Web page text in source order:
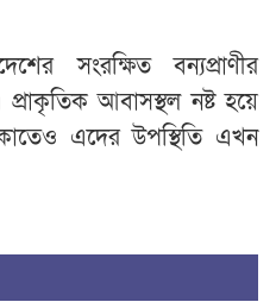
সংরক্ষিত বন্যপ্রাণীর
আবাসস্থল নষ্ট হয়ে
এদের উপস্থিতি এখন